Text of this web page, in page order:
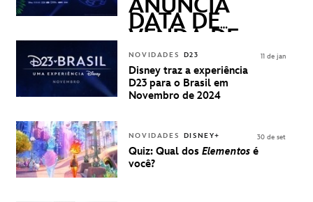
ANUNCIA
DATA DE
VENDA DE
INGRESSOS
PARA A D23
BRASIL -
UMA
DISNEY
NOVIDADES D23
Disney traz a experiência
D23 para o Brasil em
Novembro de 2024
11 de jan
NOVIDADES DISNEY+
Quiz: Qual dos Elementos é
você?
30 de set